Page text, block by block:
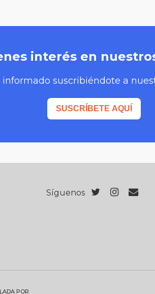
interés en
suscribiéndote a
SUSCRÍBETE AQUÍ
Síguenos
POR